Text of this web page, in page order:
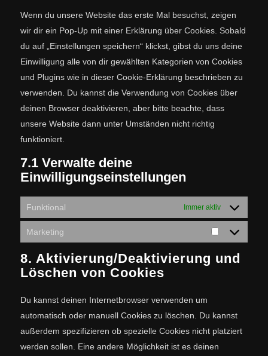
Wenn du unsere Website das erste Mal besuchst, zeigen
wir dir ein Pop-Up mit einer Erklärung über Cookies. Sobald
du auf „Einstellungen speichern“ klickst, gibst du uns deine
Einwilligung alle von dir gewählten Kategorien von Cookies
und Plugins wie in dieser Cookie-Erklärung beschrieben zu
verwenden. Du kannst die Verwendung von Cookies über
deinen Browser deaktivieren, aber bitte beachte, dass
unsere Website dann unter Umständen nicht richtig
funktioniert.
7.1 Verwalte deine
Einwilligungseinstellungen
Funktional Immer aktiv
Marketing
8. Aktivierung/Deaktivierung und
Löschen von Cookies
Du kannst deinen Internetbrowser verwenden um
automatisch oder manuell Cookies zu löschen. Du kannst
außerdem spezifizieren ob spezielle Cookies nicht platziert
werden sollen. Eine andere Möglichkeit ist es deinen